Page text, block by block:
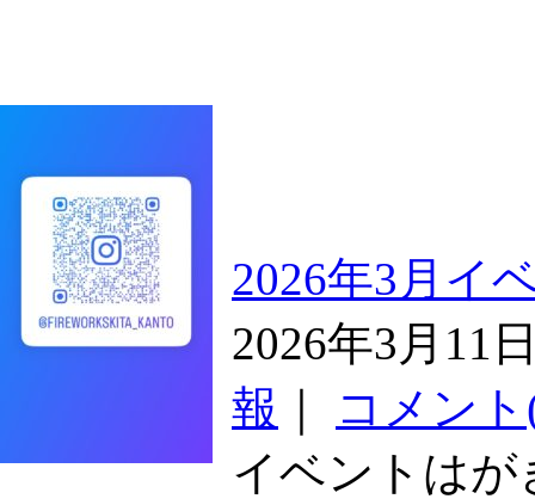
2026年3月イ
2026年3月11
報
コメン
イベントは